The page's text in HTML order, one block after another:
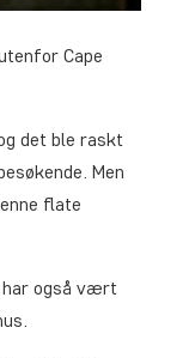
Cape
det ble raskt
Men
flate
har også vært